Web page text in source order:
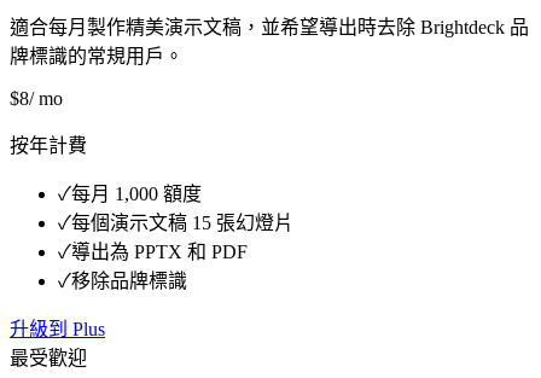
適合每月製作精美演示文稿，並希望導出時去除 Brightdeck 品
牌標識的常規用戶。
$8/ mo
按年計費
✓每月 1,000 額度
✓每個演示文稿 15 張幻燈片
✓導出為 PPTX 和 PDF
✓移除品牌標識
升級到 Plus
最受歡迎